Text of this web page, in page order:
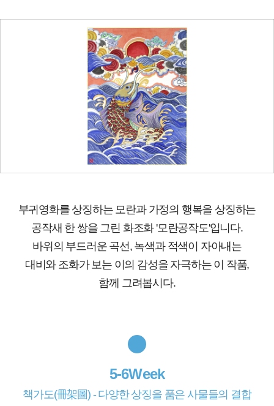
부귀영화를 상징하는 모란과 가정의 행복을 상징하는
공작새 한 쌍을 그린 화조화 '모란공작도'입니다.
바위의 부드러운 곡선, 녹색과 적색이 자아내는
대비와 조화가 보는 이의 감성을 자극하는 이 작품,
함께 그려봅시다.
5-6Week
책가도(冊架圖) - 다양한 상징을 품은 사물들의 결합